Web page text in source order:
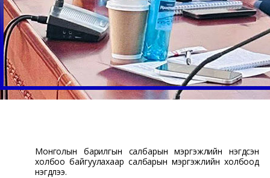
Монголын барилгын салбарын мэргэжлийн нэгдсэн
холбоо байгуулахаар салбарын мэргэжлийн холбоод
нэгдлээ.